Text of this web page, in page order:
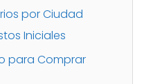
por Ciudad
Iniciales
para Comprar